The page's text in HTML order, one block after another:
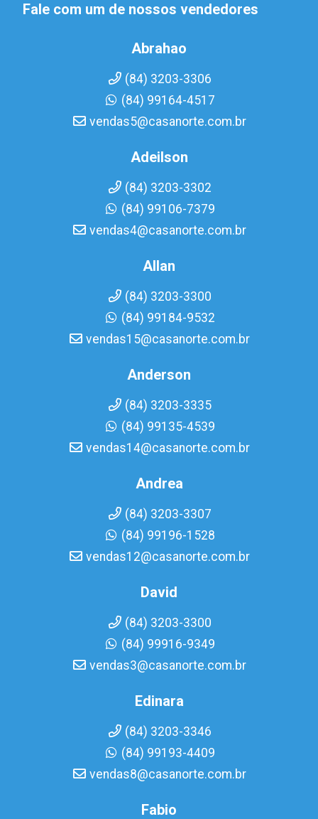
Fale com um de nossos vendedores
Abrahao
(84) 3203-3306
(84) 99164-4517
vendas5@casanorte.com.br
Adeilson
(84) 3203-3302
(84) 99106-7379
vendas4@casanorte.com.br
Allan
(84) 3203-3300
(84) 99184-9532
vendas15@casanorte.com.br
Anderson
(84) 3203-3335
(84) 99135-4539
vendas14@casanorte.com.br
Andrea
(84) 3203-3307
(84) 99196-1528
vendas12@casanorte.com.br
David
(84) 3203-3300
(84) 99916-9349
vendas3@casanorte.com.br
Edinara
(84) 3203-3346
(84) 99193-4409
vendas8@casanorte.com.br
Fabio